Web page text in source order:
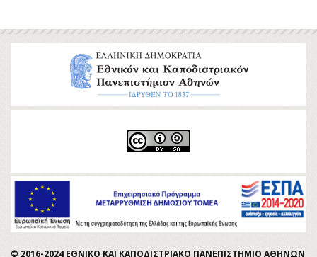
© 2016-2024 ΕΘΝΙΚΟ ΚΑΙ ΚΑΠΟΔΙΣΤΡΙΑΚΟ ΠΑΝΕΠΙΣΤΗΜΙΟ ΑΘΗΝΩΝ